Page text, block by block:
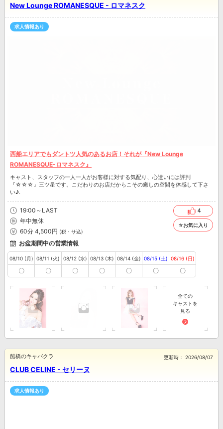
New Lounge ROMANESQUE - ロマネスク
求人情報あり
西船エリアでもダントツ人気のあるお店！それが『New Lounge
ROMANESQUE-ロマネスク』
キャスト、スタッフの一人一人がお客様に対する気配り、心遣いには評判
『☆☆☆』三ツ星です。こだわりのお店だからこその癒しの空間を体感して下さ
い♪.
19:00～LAST
年中無休
60分 4,500円 (税・サ込)
4
☆お気に入り
お盆期間中の営業情報
08/10 (月)
〇
08/11 (火)
〇
08/12 (水)
〇
08/13 (木)
〇
08/14 (金)
〇
08/15 (土)
〇
08/16 (日)
〇
全ての
キャストを
見る
CLUB CELINE - セリーヌ
船橋のキャバクラ 更新時： 2026/08/07
求人情報あり